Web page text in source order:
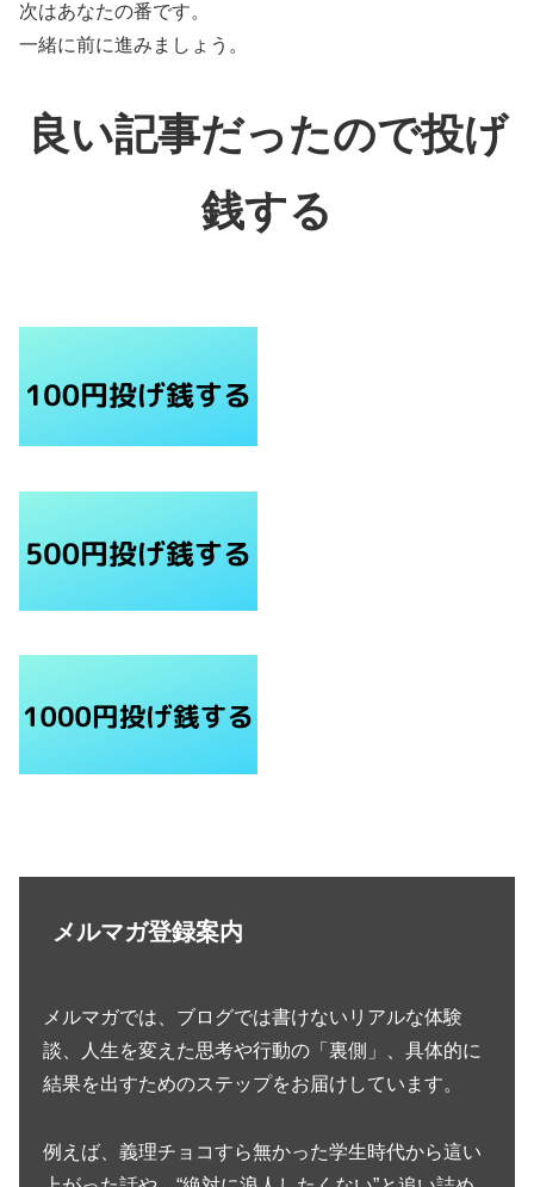
次はあなたの番です。
一緒に前に進みましょう。
良い記事だったので投げ
銭する
メルマガ登録案内
メルマガでは、ブログでは書けないリアルな体験
談、人生を変えた思考や行動の「裏側」、具体的に
結果を出すためのステップをお届けしています。
例えば、義理チョコすら無かった学生時代から這い